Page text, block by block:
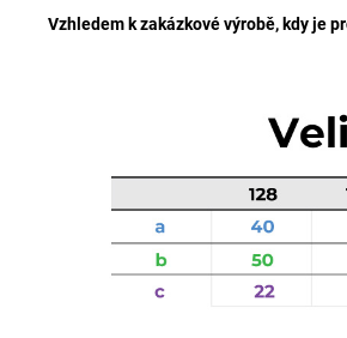
Vzhledem k zakázkové výrobě, kdy je